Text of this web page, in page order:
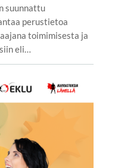
suunnattu
perustietoa
toimimisesta ja
eli…